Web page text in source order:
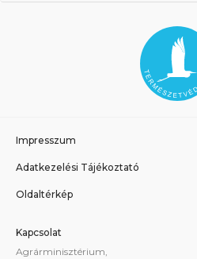
Impresszum
Adatkezelési Tájékoztató
Oldaltérkép
Kapcsolat
Agrárminisztérium,